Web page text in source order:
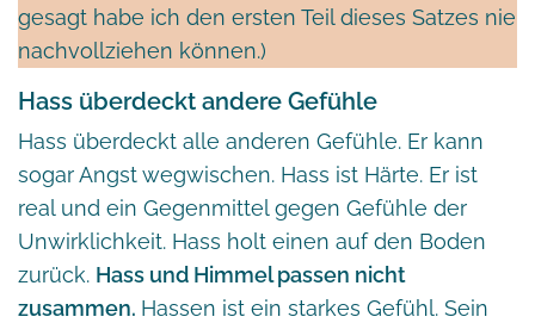
gesagt habe ich den ersten Teil dieses Satzes nie
nachvollziehen können.)
Hass überdeckt andere Gefühle
Hass überdeckt alle anderen Gefühle. Er kann
sogar Angst wegwischen. Hass ist Härte. Er ist
real und ein Gegenmittel gegen Gefühle der
Unwirklichkeit. Hass holt einen auf den Boden
zurück. Hass und Himmel passen nicht
zusammen. Hassen ist ein starkes Gefühl. Sein